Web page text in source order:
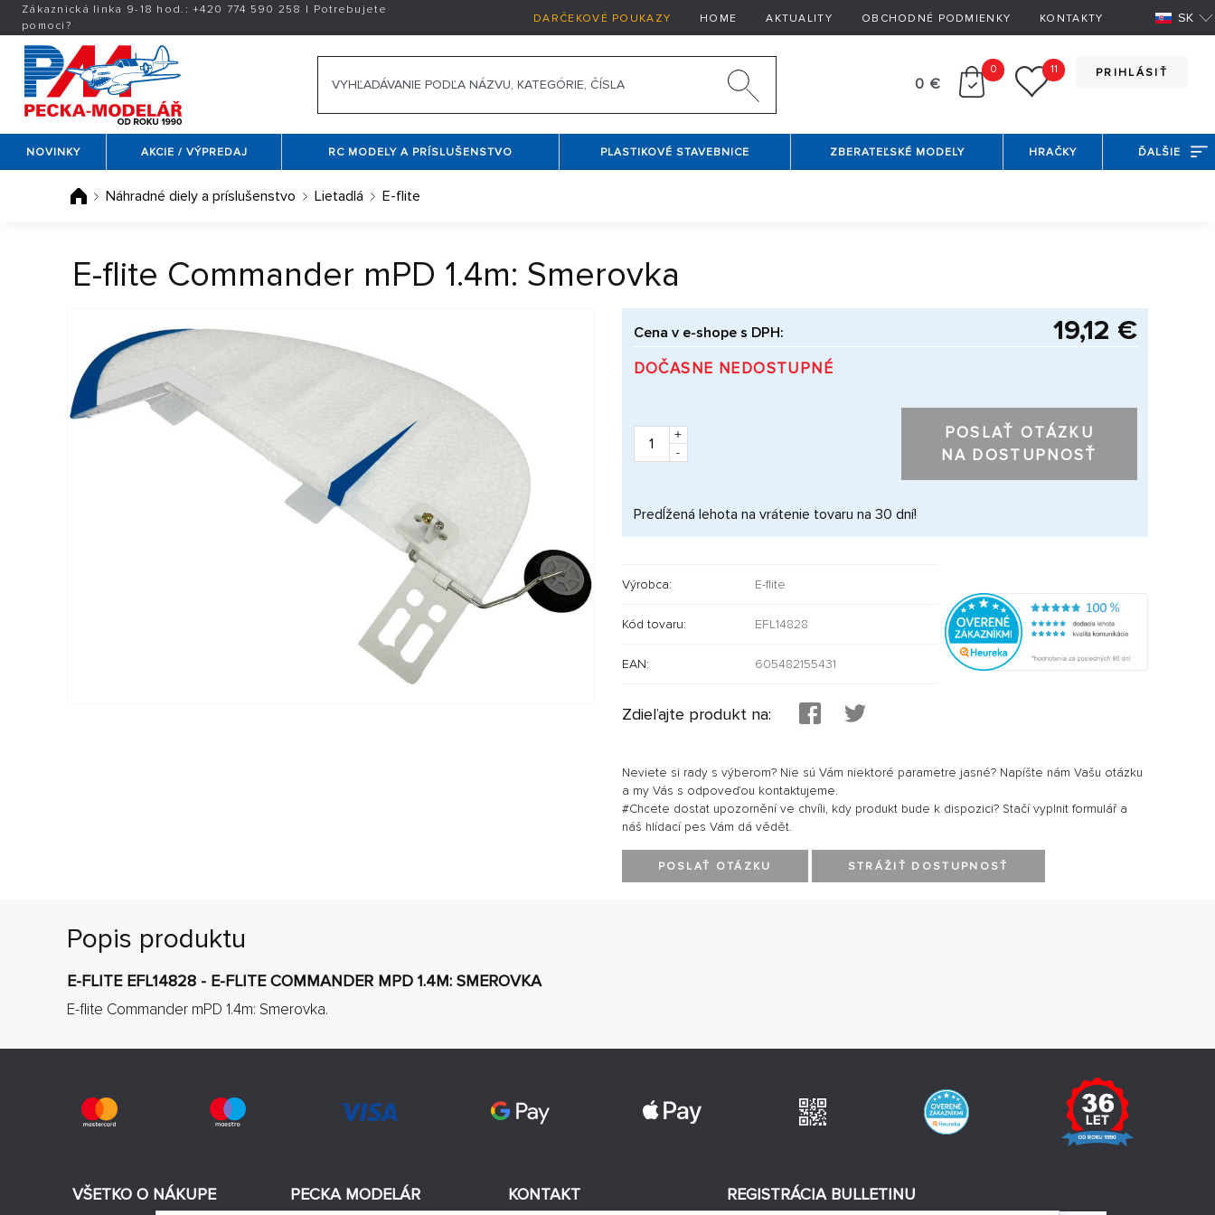
Zákaznická linka 9-18 hod.:+420 774 590 258 | Potrebujete
pomoci?
DARČEKOVÉ POUKAZY HOME AKTUALITY OBCHODNÉ PODMIENKY KONTAKTY SK
PRIHLÁSIŤ
0 €
0 11
NOVINKY AKCIE / VÝPREDAJ RC MODELY A PRÍSLUŠENSTVO PLASTIKOVÉ STAVEBNICE ZBERATEĽSKÉ MODELY HRAČKY ĎALŠIE
Náhradné diely a príslušenstvo Lietadlá E-flite
E-flite Commander mPD 1.4m: Smerovka
Cena v e-shope s DPH: 19,12 €
DOČASNE NEDOSTUPNÉ
+
-
POSLAŤ OTÁZKU
NA DOSTUPNOSŤ
Predĺžená lehota na vrátenie tovaru na 30 dní!
Výrobca: E-flite
Kód tovaru: EFL14828
EAN: 605482155431
Zdieľajte produkt na:
Neviete si rady s výberom? Nie sú Vám niektoré parametre jasné? Napíšte nám Vašu otázku
a my Vás s odpoveďou kontaktujeme.
#Chcete dostat upozornění ve chvíli, kdy produkt bude k dispozici? Stačí vyplnit formulář a
náš hlídací pes Vám dá vědět.
POSLAŤ OTÁZKU STRÁŽIŤ DOSTUPNOSŤ
Popis produktu
E-FLITE EFL14828 - E-FLITE COMMANDER MPD 1.4M: SMEROVKA
E-flite Commander mPD 1.4m: Smerovka.
VŠETKO O NÁKUPE PECKA MODELÁR KONTAKT REGISTRÁCIA BULLETINU